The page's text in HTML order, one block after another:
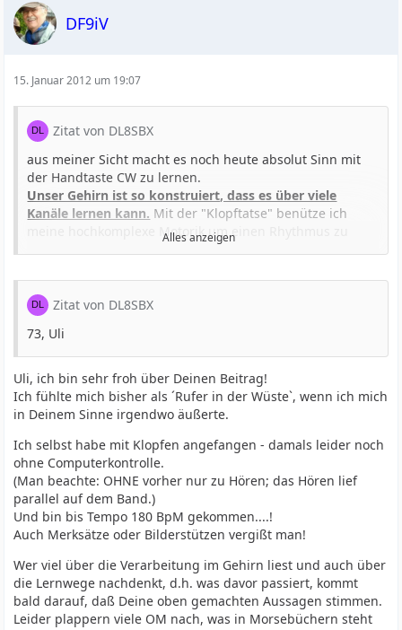
DF9iV
15. Januar 2012 um 19:07
Zitat von DL8SBX
aus meiner Sicht macht es noch heute absolut Sinn mit
der Handtaste CW zu lernen.
Unser Gehirn ist so konstruiert, dass es über viele
Kanäle lernen kann. Mit der "Klopftatse" benütze ich
meine hochkomplexe Motorik um einen Rhythmus zu
erlernen. Aus der Tanzstunde oder aus dem Turnen
viel besser und dauerhafter sitzt, als alles Lernen
über das Auge oder über das Gehör.
- mag etwas esoterisch klingen - aber wenn ich
die Zeichen von Hand "klopfe" dann werde ich zum
Morsecode, bin Morsecode, und betreibe ihn nicht nur.
Man fängt automatisch damit an bei der Arbeit, im Auto
etc. den Rhythmus sich vorzusprechen oder auf den Tisch
ein paar Zeichen mit den Fingern zu klopfen.
Anders ausgedrückt - der Takt, der Rhythmus geht einem
in Fleisch und Blut über.
Obwohl ich heute aus Geschwindigkeitsgründen nur
noch selten die Handtaste benütze, bin ich mir absolut
sicher, dass das Üben mit der Klopftaste kein Umweg
sondern
eine Erleichterung beim Lernen der Morsetelegrafie ist.
Sache....
Alles anzeigen
Zitat von DL8SBX
73, Uli
Uli, ich bin sehr froh über Deinen Beitrag!
Ich fühlte mich bisher als ´Rufer in der Wüste`, wenn ich mich
in Deinem Sinne irgendwo äußerte.
Ich selbst habe mit Klopfen angefangen - damals leider noch
ohne Computerkontrolle.
(Man beachte: OHNE vorher nur zu Hören; das Hören lief
parallel auf dem Band.)
Und bin bis Tempo 180 BpM gekommen....!
Auch Merksätze oder Bilderstützen vergißt man!
Wer viel über die Verarbeitung im Gehirn liest und auch über
die Lernwege nachdenkt, d.h. was davor passiert, kommt
bald darauf, daß Deine oben gemachten Aussagen stimmen.
Leider plappern viele OM nach, was in Morsebüchern steht